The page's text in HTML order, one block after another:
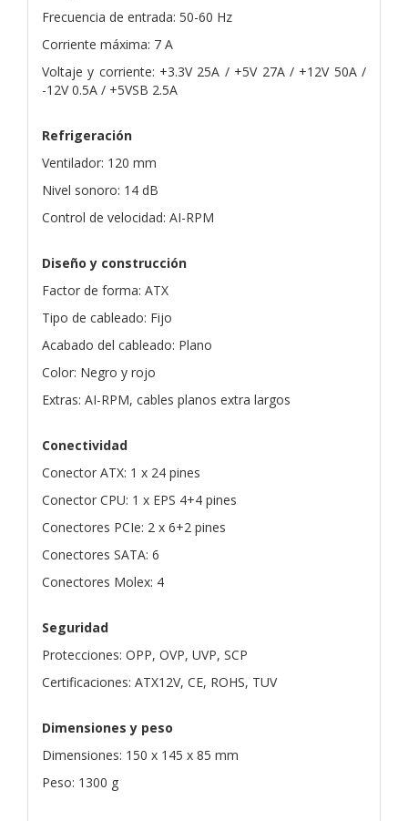
Frecuencia de entrada: 50-60 Hz
Corriente máxima: 7 A
Voltaje y corriente: +3.3V 25A / +5V 27A / +12V 50A /
-12V 0.5A / +5VSB 2.5A
Refrigeración
Ventilador: 120 mm
Nivel sonoro: 14 dB
Control de velocidad: AI-RPM
Diseño y construcción
Factor de forma: ATX
Tipo de cableado: Fijo
Acabado del cableado: Plano
Color: Negro y rojo
Extras: AI-RPM, cables planos extra largos
Conectividad
Conector ATX: 1 x 24 pines
Conector CPU: 1 x EPS 4+4 pines
Conectores PCIe: 2 x 6+2 pines
Conectores SATA: 6
Conectores Molex: 4
Seguridad
Protecciones: OPP, OVP, UVP, SCP
Certificaciones: ATX12V, CE, ROHS, TUV
Dimensiones y peso
Dimensiones: 150 x 145 x 85 mm
Peso: 1300 g